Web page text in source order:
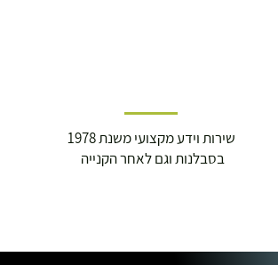
שירות וידע מקצועי משנת 1978
בסבלנות וגם לאחר הקנייה